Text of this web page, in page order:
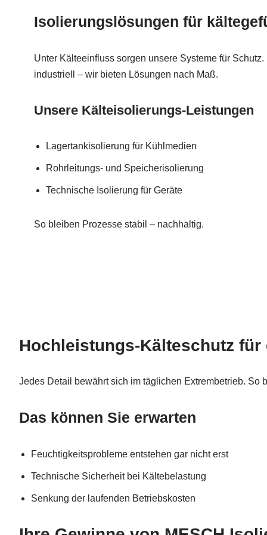
Isolierungslösungen für
Unter Kälteeinfluss sorgen unsere Systeme für
industriell – wir bieten Lösungen nach Maß.
Unsere Kälteisolierungs-Leistungen
Lagertankisolierung für Kühlmedien
Rohrleitungs- und Speicherisolierung
Technische Isolierung für Geräte
So bleiben Prozesse stabil – nachhaltig.
Hochleistungs-Kälteschutz
Jedes Detail bewährt sich im täglichen Extrembetrieb. So
Das können Sie erwarten
Feuchtigkeitsprobleme entstehen gar nicht erst
Technische Sicherheit bei Kältebelastung
Senkung der laufenden Betriebskosten